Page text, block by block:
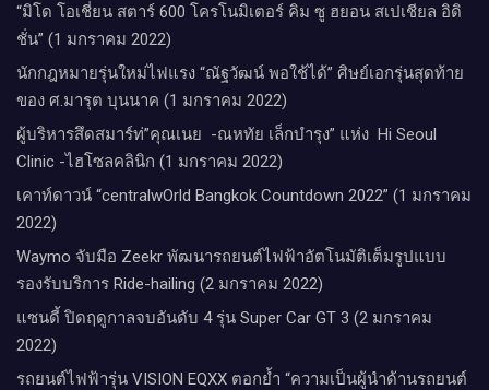
“มิโด โอเชี่ยน สตาร์ 600 โครโนมิเตอร์ คิม ซู ฮยอน สเปเชียล อิดิ
ชั่น” (1 มกราคม 2022)
นักกฎหมายรุ่นใหม่ไฟแรง “ณัฐวัฒน์ พอใช้ได้” ศิษย์เอกรุ่นสุดท้าย
ของ ศ.มารุต บุนนาค (1 มกราคม 2022)
ผู้บริหารสึดสมาร์ท่”คุณเนย -ณหทัย เล็กบำรุง” แห่ง Hi Seoul
Clinic -ไฮโซลคลินิก (1 มกราคม 2022)
เคาท์ดาวน์​ “centralwOrld Bangkok Countdown 2022” (1 มกราคม
2022)
Waymo จับมือ Zeekr พัฒนารถยนต์ไฟฟ้าอัตโนมัติเต็มรูปแบบ
รองรับบริการ Ride-hailing (2 มกราคม 2022)
แซนดี้ ปิดฤดูกาลจบอันดับ 4 รุ่น Super Car GT 3 (2 มกราคม
2022)
รถยนต์ไฟฟ้ารุ่น VISION EQXX ตอกย้ำ “ความเป็นผู้นำด้านรถยนต์